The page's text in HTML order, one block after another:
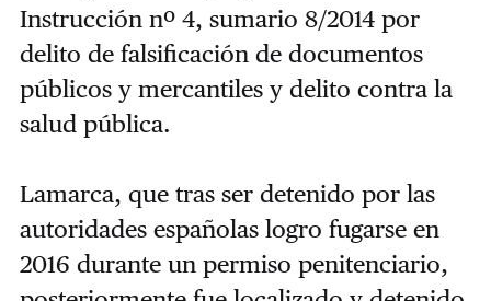
Instrucción nº 4, sumario 8/2014 por
delito de falsificación de documentos
públicos y mercantiles y delito contra la
salud pública.
Lamarca, que tras ser detenido por las
autoridades españolas logro fugarse en
2016 durante un permiso penitenciario,